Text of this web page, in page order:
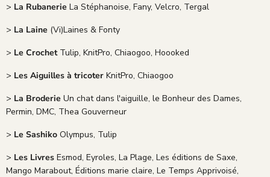
> La Rubanerie La Stéphanoise, Fany, Velcro, Tergal
> La Laine (Vi)Laines & Fonty
> Le CrochetTulip, KnitPro, Chiaogoo, Hoooked
> Les Aiguilles à tricoter KnitPro, Chiaogoo
> La Broderie Un chat dans l'aiguille, le Bonheur des Dames,
Permin, DMC, Thea Gouverneur
> Le Sashiko Olympus, Tulip
> Les Livres Esmod, Eyroles, La Plage, Les éditions de Saxe,
Mango Marabout, Éditions marie claire, Le Temps Apprivoisé,